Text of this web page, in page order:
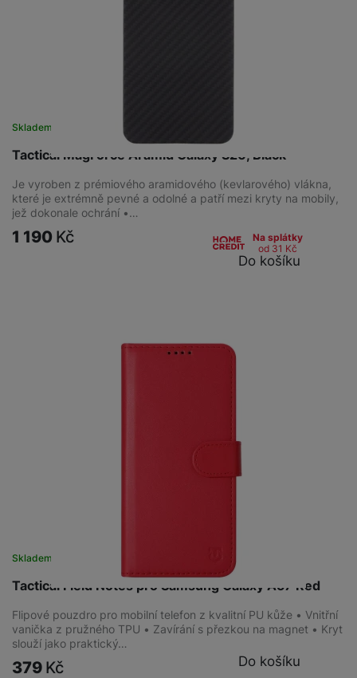
Tactical MagForce Aramid Galaxy S26, Black
Skladem
Je vyroben z prémiového aramidového (kevlarového) vlákna,
které je extrémně pevné a odolné a patří mezi kryty na mobily,
jež dokonale ochrání •…
1 190 Kč
Na splátky
od 31 Kč
Do košíku
Tactical Field Notes pro Samsung Galaxy A57 Red
Skladem
Flipové pouzdro pro mobilní telefon z kvalitní PU kůže • Vnitřní
vanička z pružného TPU • Zavírání s přezkou na magnet • Kryt
slouží jako praktický…
379 Kč Do košíku